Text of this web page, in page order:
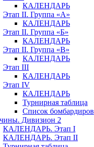
КАЛЕНДАРЬ
Этап II. Группа «А»
КАЛЕНДАРЬ
Этап II. Группа «Б»
КАЛЕНДАРЬ
Этап II. Группа «В»
КАЛЕНДАРЬ
Этап III
КАЛЕНДАРЬ
Этап IV
КАЛЕНДАРЬ
Турнирная таблица
Список бомбардиров
Дивизион 2
КАЛЕНДАРЬ. Этап I
КАЛЕНДАРЬ. Этап II